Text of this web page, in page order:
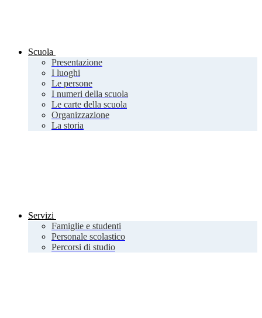
Scuola
Presentazione
I luoghi
Le persone
I numeri della scuola
Le carte della scuola
Organizzazione
La storia
Servizi
Famiglie e studenti
Personale scolastico
Percorsi di studio